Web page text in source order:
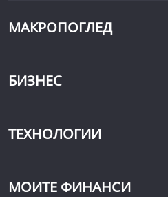
МАКРОПОГЛЕД
БИЗНЕС
ТЕХНОЛОГИИ
МОИТЕ ФИНАНСИ